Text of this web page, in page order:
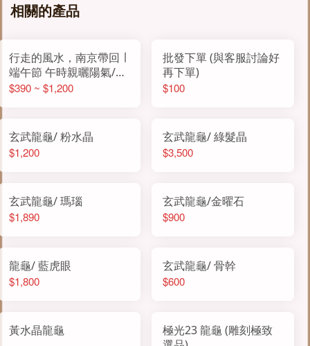
相關的產品
行走的風水，南京帶回 ∣
端午節 午時親曬陽氣/藏
納玄武神獸之氣
$390 ~ $1,200
批發下單 (與客服討論好
再下單)
$100
玄武龍龜/ 粉水晶
$1,200
玄武龍龜/ 綠髮晶
$3,500
玄武龍龜/ 瑪瑙
$1,890
玄武龍龜/金曜石
$900
龍龜/ 藍虎眼
$1,800
玄武龍龜/ 骨幹
$600
黃水晶龍龜
極光23 龍龜 (雕刻極致